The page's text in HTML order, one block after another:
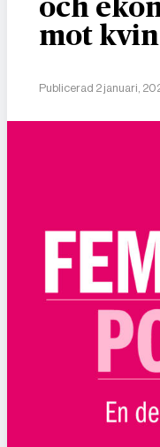
och
mot
Publicerad 2 januari,